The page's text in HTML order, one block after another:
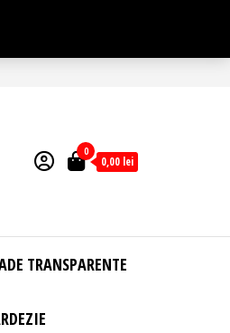
0
0,00 lei
TRANSPARENTE